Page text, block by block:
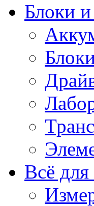
Блоки
Всё